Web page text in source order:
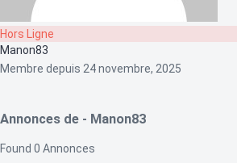
Hors Ligne
Manon83
Membre depuis 24 novembre, 2025
Annonces de - Manon83
Found 0 Annonces